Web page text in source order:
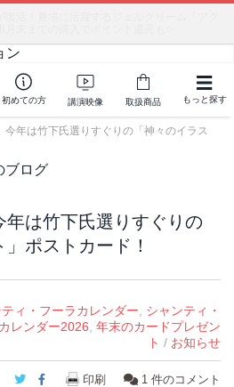
初めての方 講演映像 取扱商品 もっと探す
今年は竹下氏選りすぐりの「神々のイラス
年は竹下氏選りすぐりの
」ポストカード！
ィ・フーラカレンダー
シャンティ・
レンダー2026 年末のカードプレゼン
ト / お知らせ
Twitter
Facebook
印刷 1 件のコメント